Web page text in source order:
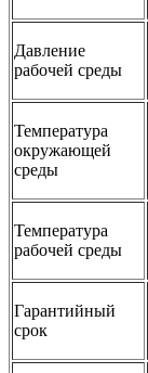
Давление
рабочей среды
Температура
окружающей
среды
Температура
рабочей среды
Гарантийный
срок